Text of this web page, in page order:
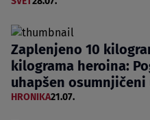
Zaplenjeno 10
kilograma heroina:
uhapšen osumnjičeni
HRONIKA21.07.